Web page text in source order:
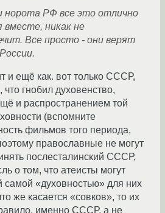
норота РФ все это отлично
вместе, никак не
Все просто - они верят
и ещё как. вот только СССР,
что гнобил духовенство,
и распространением той
(вспомните
фильмов того периода,
православные не могут
послесталинский СССР,
о том, что атеисты могут
самой «духовностью» для них
же касается «совков», то их
именно СССР, а не